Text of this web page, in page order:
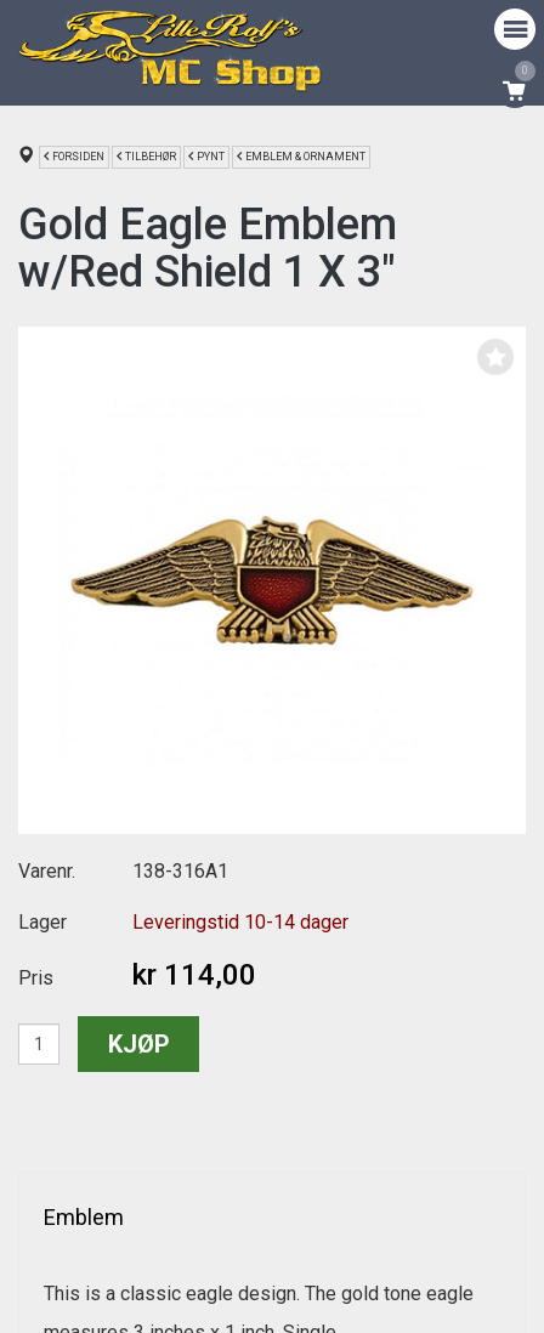
0
FORSIDEN TILBEHØR PYNT EMBLEM & ORNAMENT
Gold Eagle Emblem
w/Red Shield 1 X 3"
Varenr. 138-316A1
Lager Leveringstid 10-14 dager
Pris kr 114,00
Emblem
This is a classic eagle design. The gold tone eagle